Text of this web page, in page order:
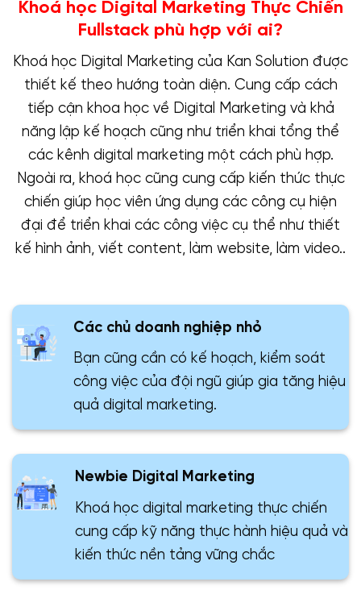
Khoá học Digital Marketing Thực Chiến
Fullstack phù hợp với ai?
Khoá học Digital Marketing của Kan Solution được
thiết kế theo hướng toàn diện. Cung cấp cách
tiếp cận khoa học về Digital Marketing và khả
năng lập kế hoạch cũng như triển khai tổng thể
các kênh digital marketing một cách phù hợp.
Ngoài ra, khoá học cũng cung cấp kiến thức thực
chiến giúp học viên ứng dụng các công cụ hiện
đại để triển khai các công việc cụ thể như thiết
kế hình ảnh, viết content, làm website, làm video..
Các chủ doanh nghiệp nhỏ
Bạn cũng cần có kế hoạch, kiểm soát
công việc của đội ngũ giúp gia tăng hiệu
quả digital marketing.
Newbie Digital Marketing
Khoá học digital marketing thực chiến
cung cấp kỹ năng thực hành hiệu quả và
kiến thức nền tảng vững chắc